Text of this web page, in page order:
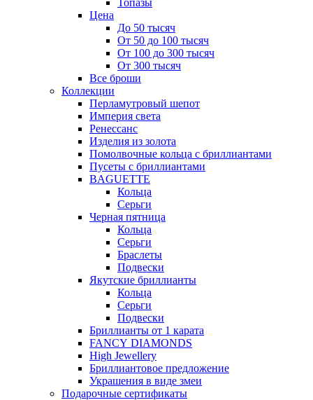
Топазы
Цена
До 50 тысяч
От 50 до 100 тысяч
От 100 до 300 тысяч
От 300 тысяч
Все броши
Коллекции
Перламутровый шепот
Империя света
Ренессанс
Изделия из золота
Помолвочные кольца с бриллиантами
Пусеты с бриллиантами
BAGUETTE
Кольца
Серьги
Черная пятница
Кольца
Серьги
Браслеты
Подвески
Якутские бриллианты
Кольца
Серьги
Подвески
Бриллианты от 1 карата
FANCY DIAMONDS
High Jewellery
Бриллиантовое предложение
Украшения в виде змеи
Подарочные сертификаты